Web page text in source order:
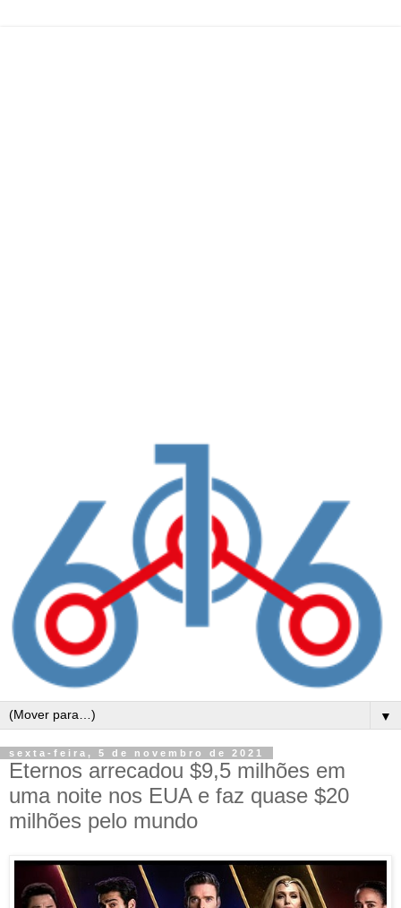
▼
sexta-feira, 5 de novembro de 2021
Eternos arrecadou $9,5 milhões em
uma noite nos EUA e faz quase $20
milhões pelo mundo